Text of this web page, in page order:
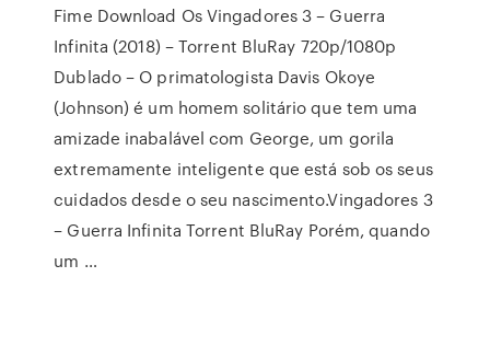
Fime Download Os Vingadores 3 – Guerra
Infinita (2018) – Torrent BluRay 720p/1080p
Dublado – O primatologista Davis Okoye
(Johnson) é um homem solitário que tem uma
amizade inabalável com George, um gorila
extremamente inteligente que está sob os seus
cuidados desde o seu nascimento.Vingadores 3
– Guerra Infinita Torrent BluRay Porém, quando
um …